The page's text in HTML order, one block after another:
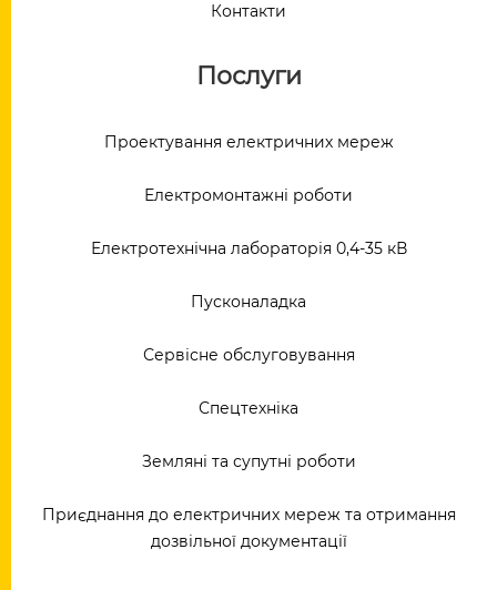
Контакти
Послуги
Проектування електричних мереж
Електромонтажні роботи
Електротехнічна лабораторія 0,4-35 кВ
Пусконаладка
Сервісне обслуговування
Спецтехніка
Земляні та супутні роботи
Приєднання до електричних мереж та отримання
дозвільної документації